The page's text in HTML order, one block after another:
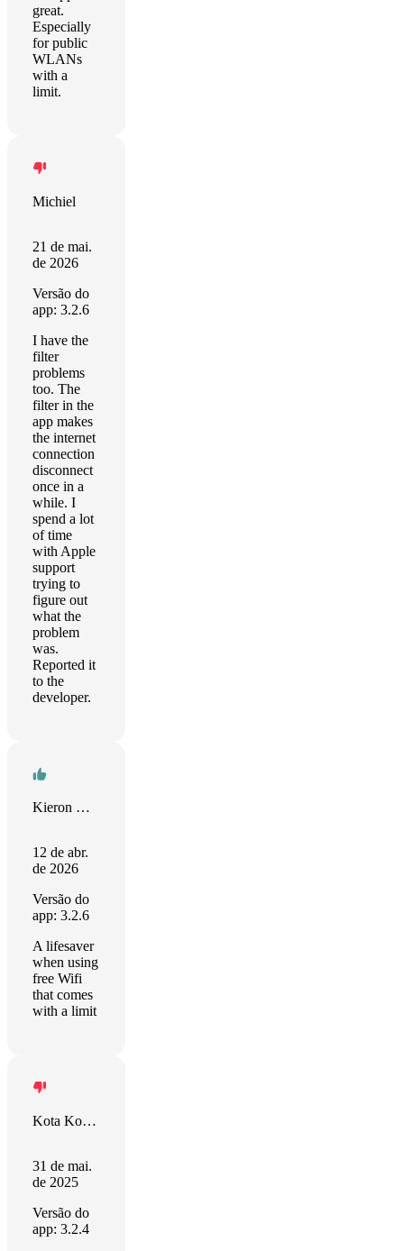
great.
Especially
for public
WLANs
with a
limit.
Michiel
21 de mai.
de 2026
Versão do
app: 3.2.6
I have the
filter
problems
too. The
filter in the
app makes
the internet
connection
disconnect
once in a
while. I
spend a lot
of time
with Apple
support
trying to
figure out
what the
problem
was.
Reported it
to the
developer.
Kieron Brogan
12 de abr.
de 2026
Versão do
app: 3.2.6
A lifesaver
when using
free Wifi
that comes
with a limit
Kota Kobayashi
31 de mai.
de 2025
Versão do
app: 3.2.4